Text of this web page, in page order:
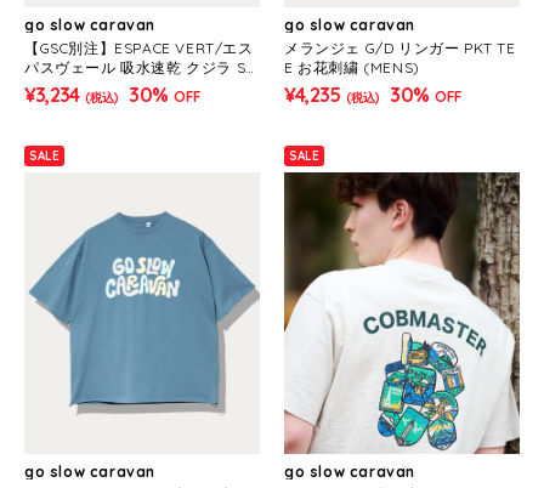
go slow caravan
【GSC別注】ESPACE VERT/エス
パスヴェール 吸水速乾 クジラ S/
S TEE (MENS)
¥3,234 (税込) 30% OFF
go slow caravan
メランジェ G/D リンガー PKT TE
E お花刺繍 (MENS)
¥4,235 (税込) 30% OFF
SALE
go slow caravan
SALE
go slow caravan